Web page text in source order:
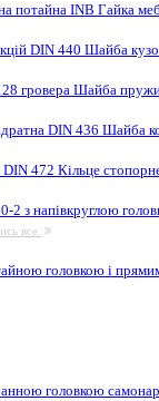
потайна INB Гайка
DIN 440 Шайба
гровераШайба
DIN 436 Шайба
DIN 472 Кільце
2 з напівкруглою
все
головкою і
головкою